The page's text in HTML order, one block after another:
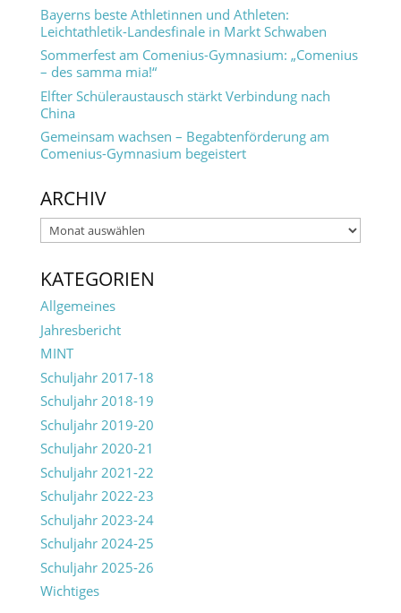
Bayerns beste Athletinnen und Athleten:
Leichtathletik-Landesfinale in Markt Schwaben
Sommerfest am Comenius-Gymnasium: „Comenius
– des samma mia!“
Elfter Schüleraustausch stärkt Verbindung nach
China
Gemeinsam wachsen – Begabtenförderung am
Comenius-Gymnasium begeistert
ARCHIV
Archiv
KATEGORIEN
Allgemeines
Jahresbericht
MINT
Schuljahr 2017-18
Schuljahr 2018-19
Schuljahr 2019-20
Schuljahr 2020-21
Schuljahr 2021-22
Schuljahr 2022-23
Schuljahr 2023-24
Schuljahr 2024-25
Schuljahr 2025-26
Wichtiges